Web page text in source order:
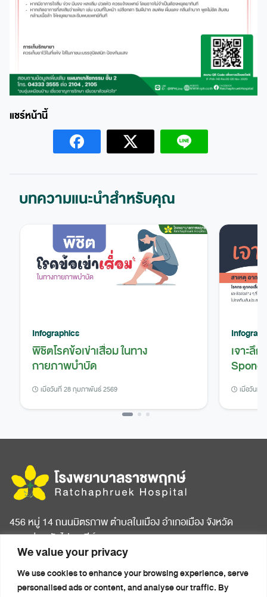
We value your privacy
We use cookies to enhance your browsing experience, serve
personalised ads or content, and analyse our traffic. By
บทความแนะนำสำหรับคุณ
Infographics
พิชิตโรคข้อเข่าเสื่อม ในทาง
กายภาพบำบัด
เมื่อวันที่ 28 กุมภาพันธ์ 2569
เจาะลึ
เมื่อวันที่
456 หมู่ 14 ถนนมิตรภาพ ตำบลในเมือง อำเภอเมือง จังหวัด
ขอนแก่น รหัสไปรษณีย์ 40000
หน้าแรก
เกี่ยวกับโรงพยาบาล
บทความสุขภาพ
ข่าวประชาสัมพันธ์